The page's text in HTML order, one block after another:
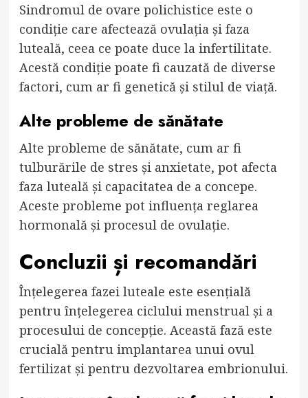
Sindromul de ovare polichistice este o
condiție care afectează ovulația și faza
luteală, ceea ce poate duce la infertilitate.
Acestă condiție poate fi cauzată de diverse
factori, cum ar fi genetică și stilul de viață.
Alte probleme de sănătate
Alte probleme de sănătate, cum ar fi
tulburările de stres și anxietate, pot afecta
faza luteală și capacitatea de a concepe.
Aceste probleme pot influența reglarea
hormonală și procesul de ovulație.
Concluzii și recomandări
Înțelegerea fazei luteale este esențială
pentru înțelegerea ciclului menstrual și a
procesului de concepție. Această fază este
crucială pentru implantarea unui ovul
fertilizat și pentru dezvoltarea embrionului.